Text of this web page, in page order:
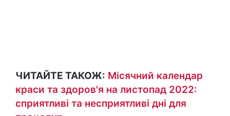
ЧИТАЙТЕ ТАКОЖ: Місячний календар
краси та здоров'я на листопад 2022:
сприятливі та несприятливі дні для